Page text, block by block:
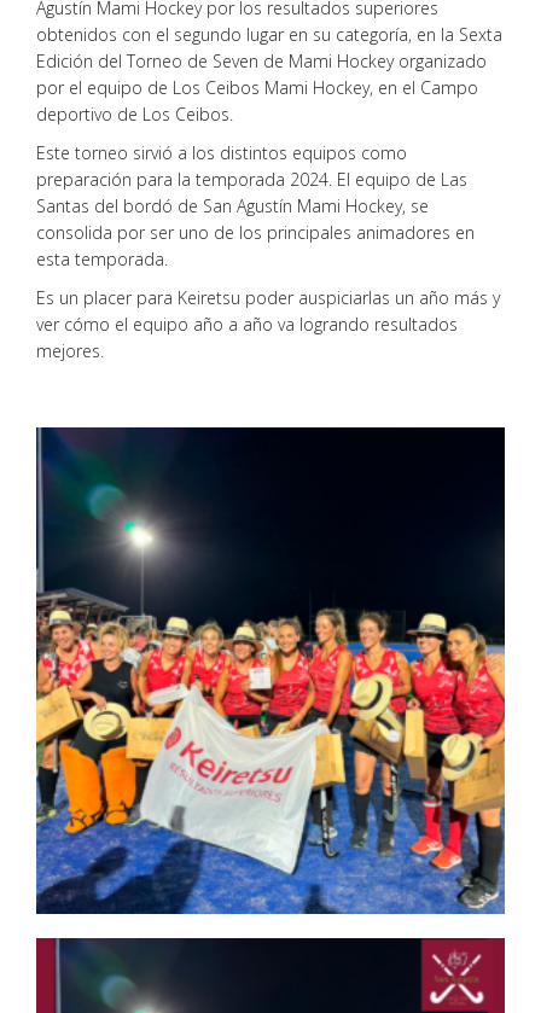
Agustín Mami Hockey por los resultados superiores
obtenidos con el segundo lugar en su categoría, en la Sexta
Edición del Torneo de Seven de Mami Hockey organizado
por el equipo de Los Ceibos Mami Hockey, en el Campo
deportivo de Los Ceibos.
Este torneo sirvió a los distintos equipos como
preparación para la temporada 2024. El equipo de Las
Santas del bordó de San Agustín Mami Hockey, se
consolida por ser uno de los principales animadores en
esta temporada.
Es un placer para Keiretsu poder auspiciarlas un año más y
ver cómo el equipo año a año va logrando resultados
mejores.